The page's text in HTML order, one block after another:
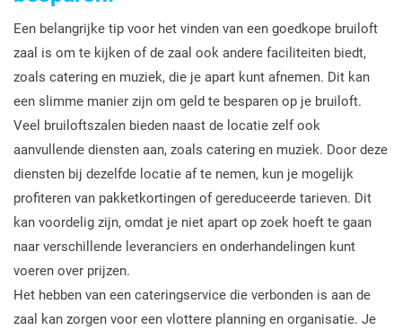
Een belangrijke tip voor het vinden van een goedkope bruiloft
zaal is om te kijken of de zaal ook andere faciliteiten biedt,
zoals catering en muziek, die je apart kunt afnemen. Dit kan
een slimme manier zijn om geld te besparen op je bruiloft.
Veel bruiloftszalen bieden naast de locatie zelf ook
aanvullende diensten aan, zoals catering en muziek. Door deze
diensten bij dezelfde locatie af te nemen, kun je mogelijk
profiteren van pakketkortingen of gereduceerde tarieven. Dit
kan voordelig zijn, omdat je niet apart op zoek hoeft te gaan
naar verschillende leveranciers en onderhandelingen kunt
voeren over prijzen.
Het hebben van een cateringservice die verbonden is aan de
zaal kan zorgen voor een vlottere planning en organisatie. Je